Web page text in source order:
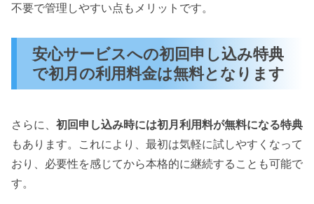
不要で管理しやすい点もメリットです。
安心サービスへの初回申し込み特典
で初月の利用料金は無料となります
さらに、 初回申し込み時には初月利用料が無料になる特典
もあります。これにより、最初は気軽に試しやすくなって
おり、必要性を感じてから本格的に継続することも可能で
す。